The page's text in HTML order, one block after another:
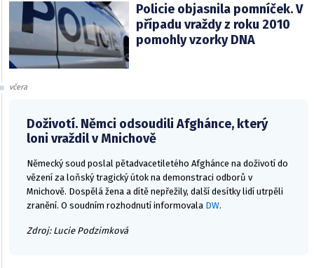
Policie objasnila pomníček. V
případu vraždy z roku 2010
pomohly vzorky DNA
včera
Doživotí. Němci odsoudili Afghánce, který
loni vraždil v Mnichově
Německý soud poslal pětadvacetiletého Afghánce na doživotí do
vězení za loňský tragický útok na demonstraci odborů v
Mnichově. Dospělá žena a dítě nepřežily, další desítky lidí utrpěli
zranění. O soudním rozhodnutí informovala DW.
Zdroj: Lucie Podzimková